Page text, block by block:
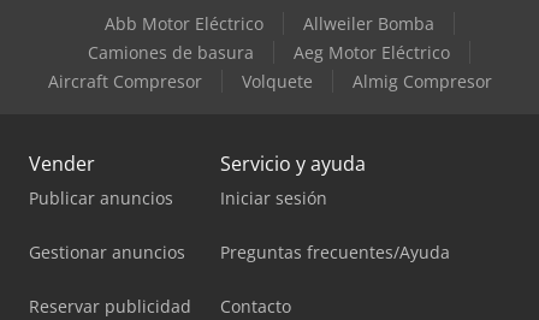
Abb Motor Eléctrico
Allweiler Bomba
Camiones de basura
Aeg Motor Eléctrico
Aircraft Compresor
Volquete Almig Compresor
Vender
Publicar anuncios
Gestionar anuncios
Reservar publicidad
Servicio y ayuda
Iniciar sesión
Preguntas frecuentes/Ayuda
Contacto